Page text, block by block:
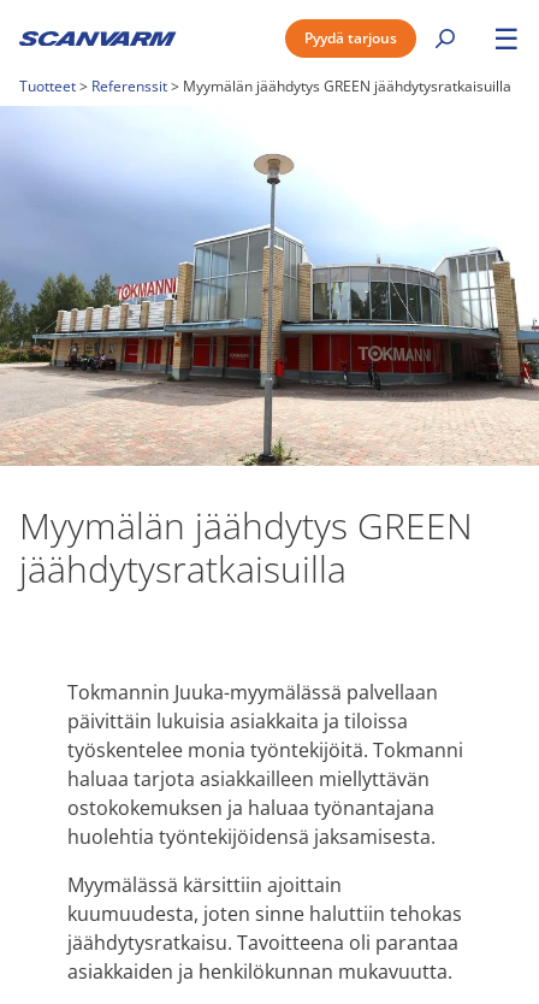
Pyydä tarjous ☰
Tuotteet> Referenssit> Myymälän jäähdytys GREEN jäähdytysratkaisuilla
Myymälän jäähdytys GREEN
jäähdytysratkaisuilla
Tokmannin Juuka-myymälässä palvellaan
päivittäin lukuisia asiakkaita ja tiloissa
työskentelee monia työntekijöitä. Tokmanni
haluaa tarjota asiakkailleen miellyttävän
ostokokemuksen ja haluaa työnantajana
huolehtia työntekijöidensä jaksamisesta.
Myymälässä kärsittiin ajoittain
kuumuudesta, joten sinne haluttiin tehokas
jäähdytysratkaisu. Tavoitteena oli parantaa
asiakkaiden ja henkilökunnan mukavuutta.